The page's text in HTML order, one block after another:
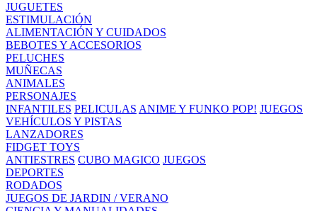
JUGUETES
ESTIMULACIÓN
ALIMENTACIÓN Y CUIDADOS
BEBOTES Y ACCESORIOS
PELUCHES
MUÑECAS
ANIMALES
PERSONAJES
INFANTILES PELICULAS ANIME Y FUNKO POP! JUEGOS
VEHÍCULOS Y PISTAS
LANZADORES
FIDGET TOYS
ANTIESTRES CUBO MAGICO JUEGOS
DEPORTES
RODADOS
JUEGOS DE JARDIN / VERANO